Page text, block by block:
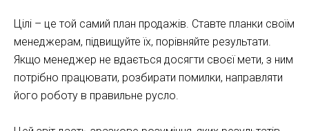
Цілі – це той самий план продажів. Ставте планки своїм
менеджерам, підвищуйте їх, порівняйте результати.
Якщо менеджер не вдається досягти своєї мети, з ним
потрібно працювати, розбирати помилки, направляти
його роботу в правильне русло.